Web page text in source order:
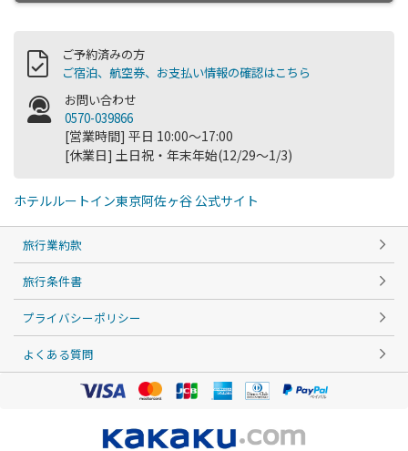
ご予約済みの方
ご宿泊、航空券、お支払い情報の確認はこちら
お問い合わせ
0570-039866
[営業時間] 平日 10:00～17:00
[休業日] 土日祝・年末年始(12/29～1/3)
ホテルルートイン東京阿佐ヶ谷 公式サイト
旅行業約款
旅行条件書
プライバシーポリシー
よくある質問